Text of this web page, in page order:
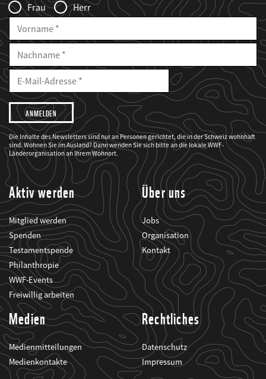
Frau
Herr
Vorname
Nachname
E-
Mailadresse
E-
Adresse
Ich
möchte,
dass
der
WWF
mich
über
seine
Projekte
informiert.
Die Inhalte des Newsletters sind nur an Personen gerichtet, die in der Schweiz wohnhaft
sind. Wohnen Sie im Ausland? Dann wenden Sie sich bitte an die lokale WWF-
Länderorganisation an Ihrem Wohnort.
Aktiv werden
Mitglied werden
Spenden
Testamentspende
Philanthropie
WWF-Events
Freiwillig arbeiten
Über uns
Jobs
Organisation
Kontakt
Medien
Medienmitteilungen
Medienkontakte
Rechtliches
Datenschutz
Impressum